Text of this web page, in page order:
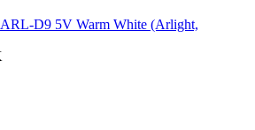
D9 5V Warm White (Arlight,